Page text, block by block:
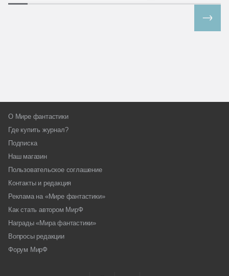
О Мире фантастики
Где купить журнал?
Подписка
Наш магазин
Пользовательское соглашение
Контакты и редакция
Реклама на «Мире фантастики»
Как стать автором МирФ
Награды «Мира фантастики»
Вопросы редакции
Форум МирФ